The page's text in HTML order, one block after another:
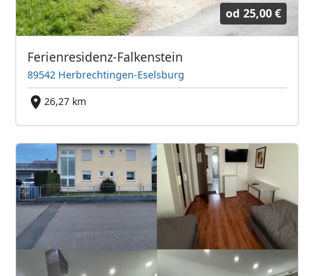
od 25,00 €
Ferienresidenz-Falkenstein
89542 Herbrechtingen-Eselsburg
26,27 km